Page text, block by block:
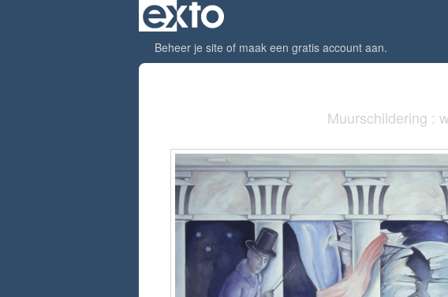
Beheer je site of maak een gratis account aan.
Muurschildering :